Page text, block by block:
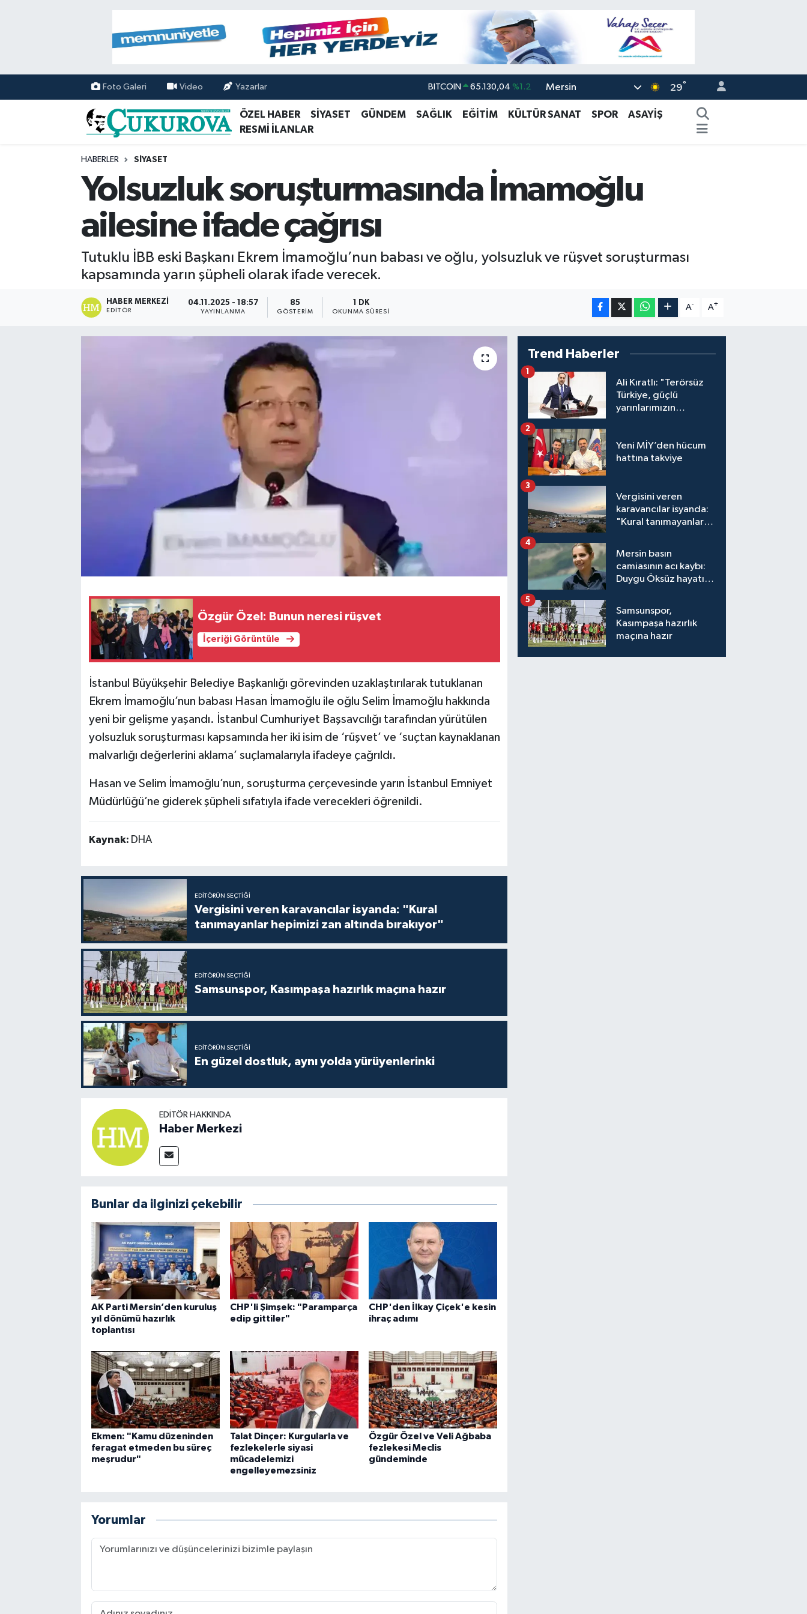
Foto Galeri Video Yazarlar BITCOIN 65.130,04 %1.2
47,7106 %0.17
6618.49
BİST100 %-19
Mersin 29°
ÖZEL HABER SİYASET GÜNDEM SAĞLIK EĞİTİM KÜLTÜR SANAT SPOR
ASAYİŞ
RESMİ İLANLAR
HABERLER SİYASET
Yolsuzluk soruşturmasında İmamoğlu
ailesine ifade çağrısı
Tutuklu İBB eski Başkanı Ekrem İmamoğlu’nun babası ve oğlu, yolsuzluk ve rüşvet soruşturması
kapsamında yarın şüpheli olarak ifade verecek.
HABER MERKEZI
EDITÖR
04.11.2025 - 18:57
YAYINLANMA
85
GÖSTERIM
1 DK
OKUNMA SÜRESI
A- A+
Özgür Özel: Bunun neresi rüşvet
İçeriği Görüntüle
İstanbul Büyükşehir Belediye Başkanlığı görevinden uzaklaştırılarak tutuklanan
Ekrem İmamoğlu’nun babası Hasan İmamoğlu ile oğlu Selim İmamoğlu hakkında
yeni bir gelişme yaşandı. İstanbul Cumhuriyet Başsavcılığı tarafından yürütülen
yolsuzluk soruşturması kapsamında her iki isim de ‘rüşvet’ ve ‘suçtan kaynaklanan
malvarlığı değerlerini aklama’ suçlamalarıyla ifadeye çağrıldı.
Hasan ve Selim İmamoğlu’nun, soruşturma çerçevesinde yarın İstanbul Emniyet
Müdürlüğü’ne giderek şüpheli sıfatıyla ifade verecekleri öğrenildi.
Kaynak: DHA
EDITÖRÜN SEÇTIĞI
Vergisini veren karavancılar isyanda: "Kural
tanımayanlar hepimizi zan altında bırakıyor"
EDITÖRÜN SEÇTIĞI
Samsunspor, Kasımpaşa hazırlık maçına hazır
EDITÖRÜN SEÇTIĞI
En güzel dostluk, aynı yolda yürüyenlerinki
EDITÖR HAKKINDA
Haber Merkezi
Bunlar da ilginizi çekebilir
AK Parti Mersin’den kuruluş
yıl dönümü hazırlık
toplantısı
CHP'li Şimşek: "Paramparça
edip gittiler"
CHP'den İlkay Çiçek'e kesin
ihraç adımı
Ekmen: "Kamu düzeninden
feragat etmeden bu süreç
meşrudur"
Talat Dinçer: Kurgularla ve
fezlekelerle siyasi
mücadelemizi
engelleyemezsiniz
Özgür Özel ve Veli Ağbaba
fezlekesi Meclis
gündeminde
Yorumlar
Trend Haberler
Ali Kıratlı: "Terörsüz
Türkiye, güçlü
yarınlarımızın
1
Yeni MİY’den hücum
hattına takviye
2
Vergisini veren
karavancılar isyanda:
"Kural tanımayanlar
3
Mersin basın
camiasının acı kaybı:
Duygu Öksüz hayatını
4
Samsunspor,
Kasımpaşa hazırlık
maçına hazır
5
Mersin Nöbetçi Eczaneler
Mersin Hava Durumu
Mersin Namaz Vakitleri
Mersin Trafik Yoğunluk Haritası
Tüm Manşetler
Son Dakika Haberleri
Haber Arşivi